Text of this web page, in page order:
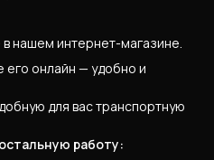
нашем интернет-магазине.
его онлайн — удобно и
для вас транспортную
работу: